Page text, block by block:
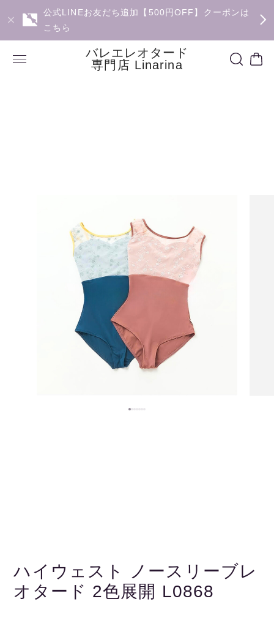
公式LINEお友だち追加【500円OFF】クーポンは
こちら
バレエレオタード
専門店 Linarina
ハイウェスト ノースリーブレ
オタード 2色展開 L0868